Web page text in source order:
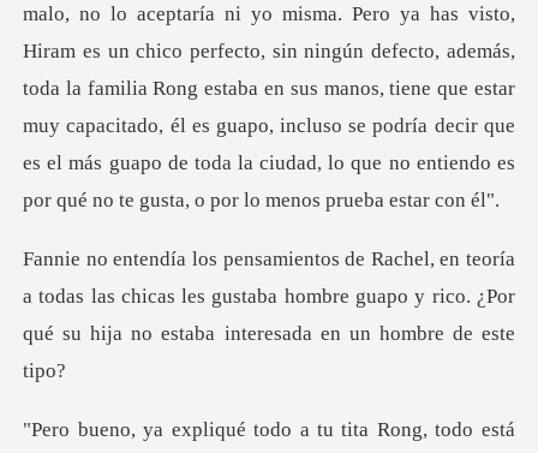
malo, no lo aceptaría ni yo misma. Pero ya has visto,
Hiram es un chico perfecto, sin ningún defecto, además,
toda la familia Rong estaba en sus manos, tiene que estar
m
todas las chicas les gustaba hombre guapo y rico. ¿Por
qu